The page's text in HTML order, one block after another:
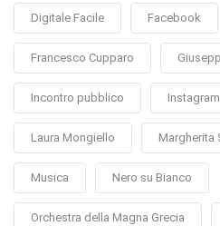
Digitale Facile Facebook
Francesco Cupparo
Incontro pubblico Instagram
Laura Mongiello Margherita
Musica Nero su Bianco
Orchestra della Magna Grecia